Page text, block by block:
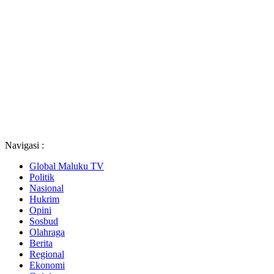
Navigasi :
Global Maluku TV
Politik
Nasional
Hukrim
Opini
Sosbud
Olahraga
Berita
Regional
Ekonomi